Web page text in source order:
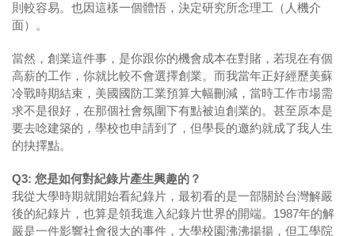
則較容易。也因這樣一個體悟，決定研究所念理工（人機介
面）。
當然，創業這件事，是你跟你的機會成本在對賭，若現在有個
高薪的工作，你就比較不會選擇創業。而我當年正好經歷美蘇
冷戰時期結束，美國國防工業預算大幅刪減，當時工作市場需
求不是很好，在那個社會氛圍下有點被迫創業的。甚至原本是
要去唸建築的，學校也申請到了，但學長的邀約就成了我人生
的抉擇點。
Q3: 您是如何對紀錄片產生興趣的？
我從大學時期就開始看紀錄片，最初看的是一部關於台灣解嚴
後的紀錄片，也算是領我進入紀錄片世界的開端。1987年的解
嚴是一件影響社會很大的事件，大學校園沸沸揚揚，但工學院